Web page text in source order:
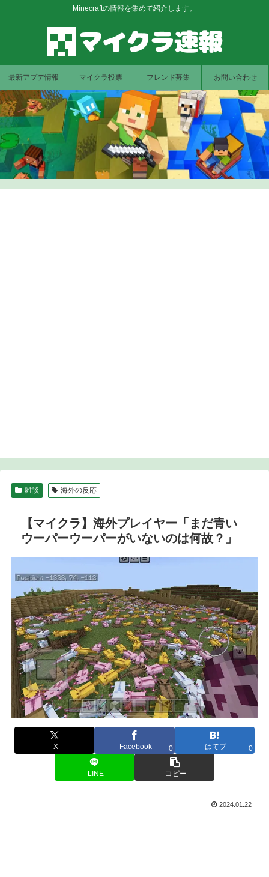
Minecraftの情報を集めて紹介します。
最新アプデ情報 マイクラ投票 フレンド募集 お問い合わせ
雑談 海外の反応
【マイクラ】海外プレイヤー「まだ青い
ウーパーウーパーがいないのは何故？」
X Facebook 0 はてブ 0
LINE コピー
2024.01.22